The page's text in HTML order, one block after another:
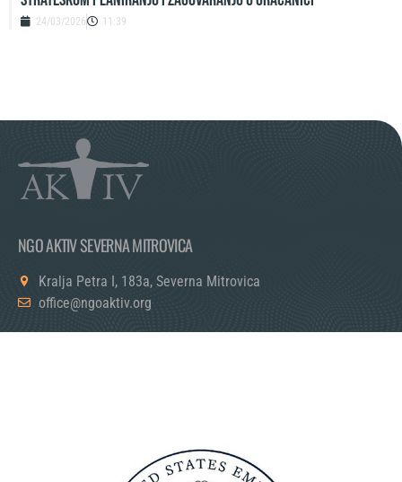
24/03/2026 11:39
NGO AKTIV SEVERNA MITROVICA
Kralja Petra I, 183a, Severna Mitrovica
office@ngoaktiv.org